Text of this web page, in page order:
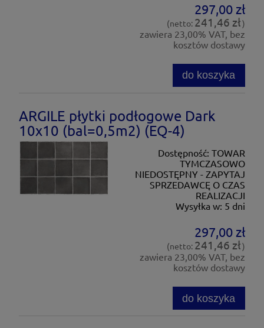
297,00 zł
(netto: 241,46 zł)
zawiera 23,00% VAT, bez
kosztów dostawy
do koszyka
ARGILE płytki podłogowe Dark
10x10 (bal=0,5m2) (EQ-4)
Dostępność: TOWAR
TYMCZASOWO
NIEDOSTĘPNY - ZAPYTAJ
SPRZEDAWCĘ O CZAS
REALIZACJI
Wysyłka w: 5 dni
297,00 zł
(netto: 241,46 zł)
zawiera 23,00% VAT, bez
kosztów dostawy
do koszyka